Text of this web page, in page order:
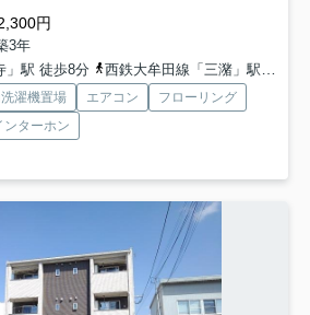
円
3年
」駅 徒歩8分
西鉄大牟田線「三潴」駅 徒歩23分
濯機置場 エアコン
フローリング
ンターホン